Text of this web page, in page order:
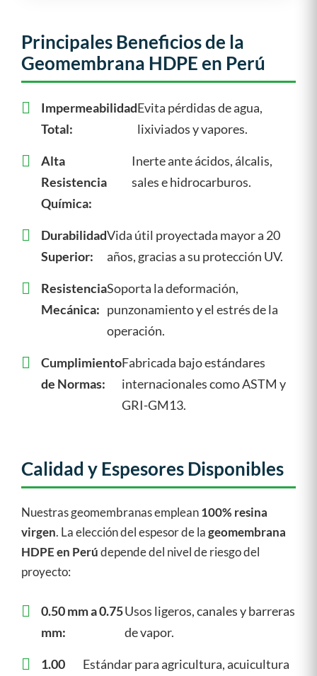
Principales Beneficios de la
Geomembrana HDPE en Perú
Impermeabilidad
Total:
Evita pérdidas de agua,
lixiviados y vapores.
Alta
Resistencia
Química:
Inerte ante ácidos, álcalis,
sales e hidrocarburos.
Durabilidad
Superior:
Vida útil proyectada mayor a 20
años, gracias a su protección UV.
Resistencia
Mecánica:
Soporta la deformación,
punzonamiento y el estrés de la
operación.
Cumplimiento
de Normas:
Fabricada bajo estándares
internacionales como ASTM y
GRI-GM13.
Calidad y Espesores Disponibles
Nuestras geomembranas emplean100% resina
virgen. La elección del espesor de lageomembrana
HDPE en Perúdepende del nivel de riesgo del
proyecto:
0.50 mm a 0.75
mm:
Usos ligeros, canales y barreras
de vapor.
1.00
Estándar para agricultura, acuicultura